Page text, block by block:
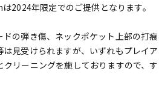
年限定でのご提供となります。
の弾き傷、ネックポケット上部の打
見受けられますが、いずれもプレイ
リーニングを施しておりますので、